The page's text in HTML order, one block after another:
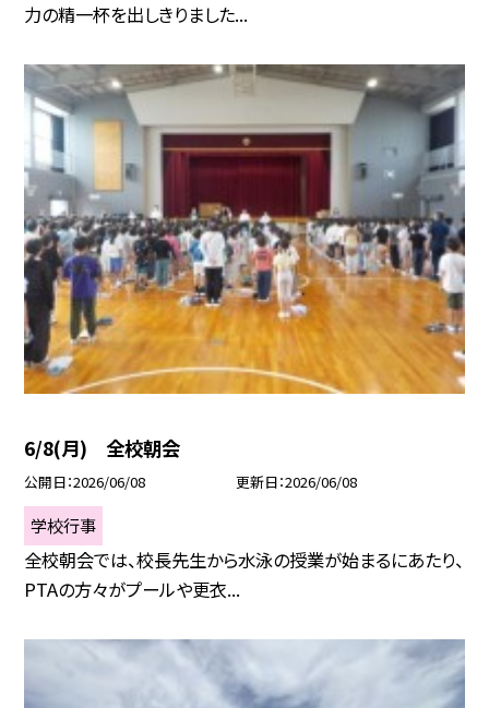
力の精一杯を出しきりました...
6/8(月) 全校朝会
公開日 2026/06/08 更新日 2026/06/08
学校行事
全校朝会では、校長先生から水泳の授業が始まるにあたり、
PTAの方々がプールや更衣...